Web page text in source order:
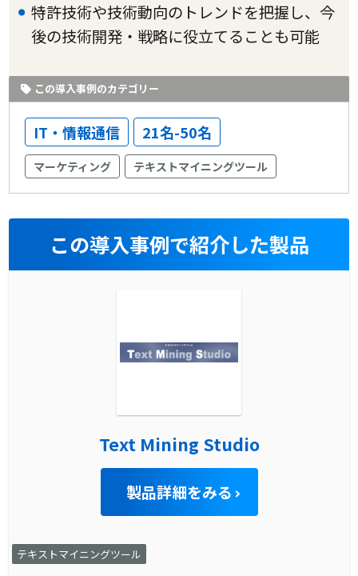
特許技術や技術動向のトレンドを把握し、今
後の技術開発・戦略に役立てることも可能
この導入事例のカテゴリー
IT・情報通信 21名-50名
マーケティング テキストマイニングツール
この導入事例で紹介した製品
Text Mining Studio
製品詳細をみる
テキストマイニングツール